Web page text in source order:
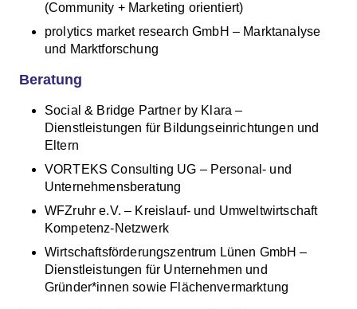
(Community + Marketing orientiert)
prolytics market research GmbH – Marktanalyse
und Marktforschung
Beratung
Social & Bridge Partner by Klara –
Dienstleistungen für Bildungseinrichtungen und
Eltern
VORTEKS Consulting UG – Personal- und
Unternehmensberatung
WFZruhr e.V. – Kreislauf- und Umweltwirtschaft
Kompetenz-Netzwerk
Wirtschaftsförderungszentrum Lünen GmbH –
Dienstleistungen für Unternehmen und
Gründer*innen sowie Flächenvermarktung